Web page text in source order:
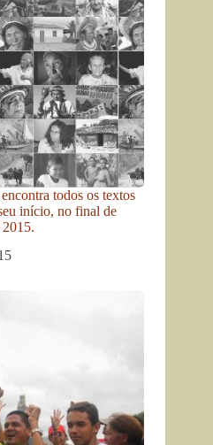
todos os textos
início, no final de